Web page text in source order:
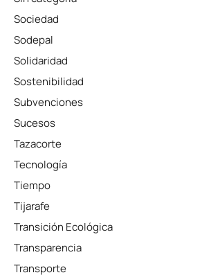
Sociedad
Sodepal
Solidaridad
Sostenibilidad
Subvenciones
Sucesos
Tazacorte
Tecnología
Tiempo
Tijarafe
Transición Ecológica
Transparencia
Transporte